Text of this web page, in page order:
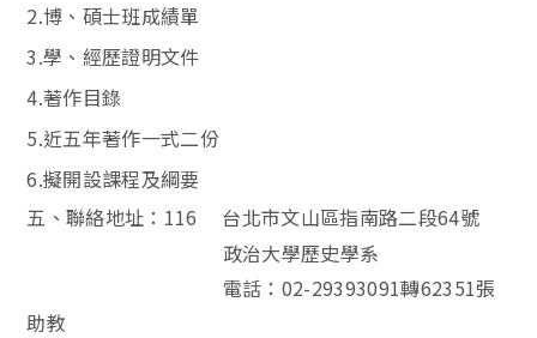
2.博、碩士班成績單
3.學、經歷證明文件
4.著作目錄
5.近五年著作一式二份
6.擬開設課程及綱要
五、聯絡地址： 116 台北市文山區指南路二段64號
政治大學歷史學系
電話： 02-29393091轉62351張
助教